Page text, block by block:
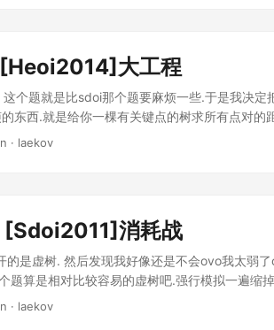
大工程
个题就是比sdoi那个题要麻烦一些.于是我决
东西.就是给你一棵有关键点的树求所有点对的
· laekov
消耗战
的是虚树. 然后发现我好像还是不会ovo我太弱
题算是相对比较容易的虚树吧.强行模拟一遍缩
祖先关系.yy起来还比较清晰. 然后似乎就没有
· laekov